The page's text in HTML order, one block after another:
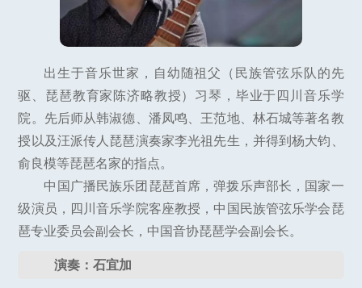
出生于音乐世家，自幼随祖父（民族管弦乐队的先
驱、琵琶教育家陈济略教授）习琴，毕业于四川音乐学
院。先后师从韩淑德、潘凤鸣、王范地、林石城等著名教
授以及汪派传人琵琶演奏家李光祖先生，并得到杨大钧、
俞良模等琵琶名家的指点。
中国广播民族乐团琵琶首席，弹拨乐声部长，国家一
级演员，四川音乐学院客座教授，中国民族管弦乐学会琵
琶专业委员会副会长，中国音协琵琶学会副会长。
演奏：石宜加